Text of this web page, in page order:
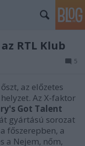
RTL Klub
5
az előzetes
Az X-faktor
Got Talent
gyártású sorozat
főszerepben, a
a Nejem, nőm,